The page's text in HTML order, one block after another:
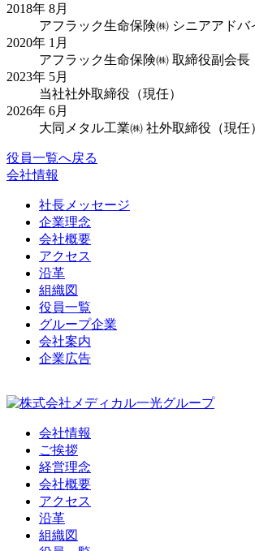
2018年 8月
アフラック生命保険㈱ シニアアドバ
2020年 1月
アフラック生命保険㈱ 取締役副会長
2023年 5月
当社社外取締役（現任）
2026年 6月
大同メタル工業㈱ 社外取締役（現任
役員一覧へ戻る
会社情報
社長メッセージ
企業理念
会社概要
アクセス
沿革
組織図
役員一覧
グループ企業
会社案内
企業広告
会社情報
ご挨拶
経営理念
会社概要
アクセス
沿革
組織図